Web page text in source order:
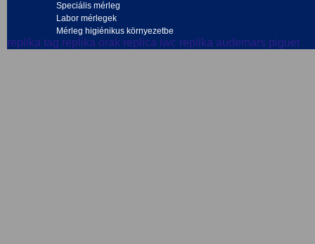
Speciális mérleg
Labor mérlegek
Mérleg higiénikus környezetbe
replika tag replika orak replica iwc replika audemars piguet